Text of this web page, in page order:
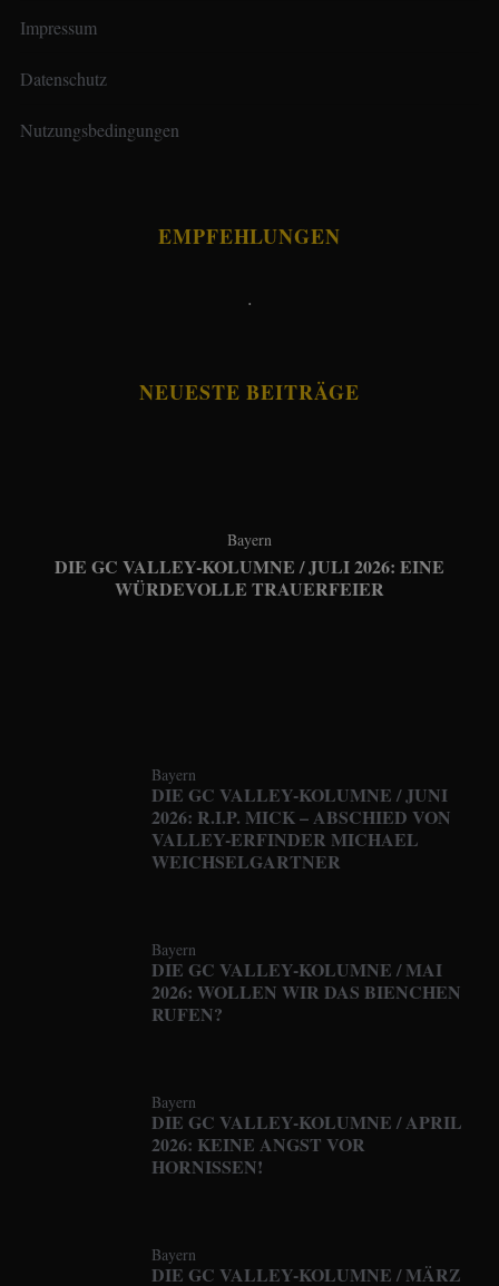
Impressum
Datenschutz
Nutzungsbedingungen
EMPFEHLUNGEN
.
NEUESTE BEITRÄGE
Bayern
DIE GC VALLEY-KOLUMNE / JULI 2026: EINE
WÜRDEVOLLE TRAUERFEIER
Bayern
DIE GC VALLEY-KOLUMNE / JUNI
2026: R.I.P. MICK – ABSCHIED VON
VALLEY-ERFINDER MICHAEL
WEICHSELGARTNER
Bayern
DIE GC VALLEY-KOLUMNE / MAI
2026: WOLLEN WIR DAS BIENCHEN
RUFEN?
Bayern
DIE GC VALLEY-KOLUMNE / APRIL
2026: KEINE ANGST VOR
HORNISSEN!
Bayern
DIE GC VALLEY-KOLUMNE / MÄRZ